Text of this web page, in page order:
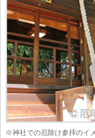
※神社での厄除け参拝のイ